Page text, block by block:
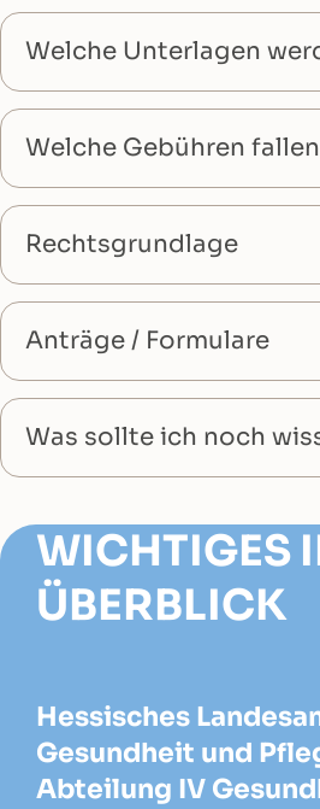
Welche Unterlagen
Welche Gebühren
Rechtsgrundlage
Anträge / Formulare
Was sollte ich noch
WICHTIGES
ÜBERBLICK
Hessisches
Gesundheit und
Abteilung IV